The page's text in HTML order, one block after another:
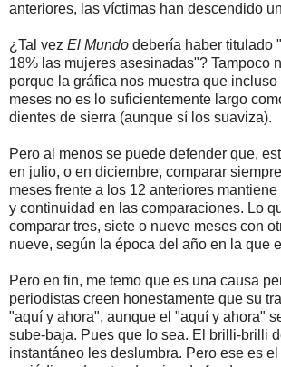
anteriores, las víctimas han descendido
¿Tal vez El Mundo debería haber titulado
18% las mujeres asesinadas"? Tampoco
porque la gráfica nos muestra que
meses no es lo suficientemente largo
dientes de sierra (aunque sí los suaviza).
Pero al menos se puede defender que,
en julio, o en diciembre, comparar
meses frente a los 12 anteriores
y continuidad en las comparaciones. Lo
comparar tres, siete o nueve meses con
nueve, según la época del año en la que
Pero en fin, me temo que es una causa
periodistas creen honestamente que su
"aquí y ahora", aunque el "aquí y ahora"
sube-baja. Pues que lo sea. El brilli-brilli
instantáneo les deslumbra. Pero ese es